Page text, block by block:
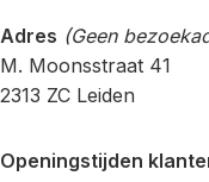
Adres (Geen
M. Moonsstraat 41
2313 ZC Leiden
Openingstijden